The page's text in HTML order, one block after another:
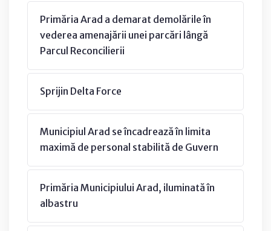
Primăria Arad a demarat demolările în
vederea amenajării unei parcări lângă
Parcul Reconcilierii
Sprijin Delta Force
Municipiul Arad se încadrează în limita
maximă de personal stabilită de Guvern
Primăria Municipiului Arad, iluminată în
albastru